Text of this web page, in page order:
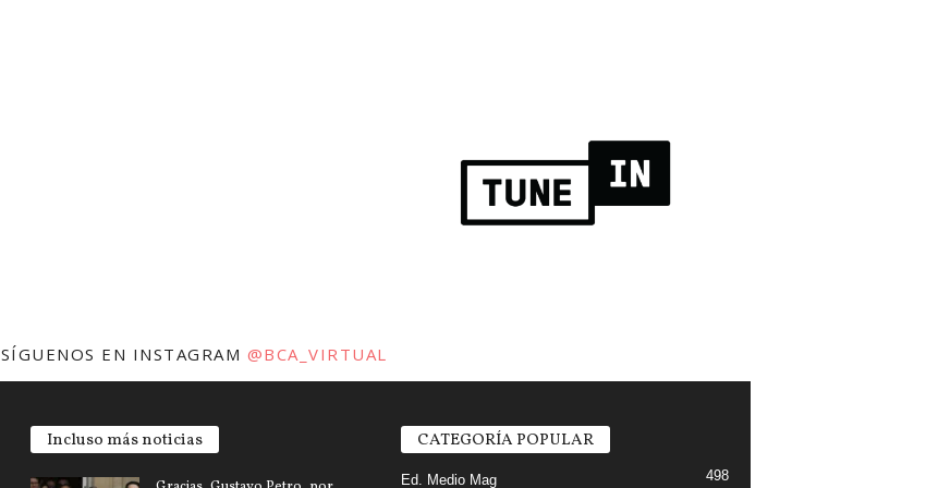
SÍGUENOS EN INSTAGRAM @BCA_VIRTUAL
Incluso más noticias CATEGORÍA POPULAR
Ed. Medio Mag 498